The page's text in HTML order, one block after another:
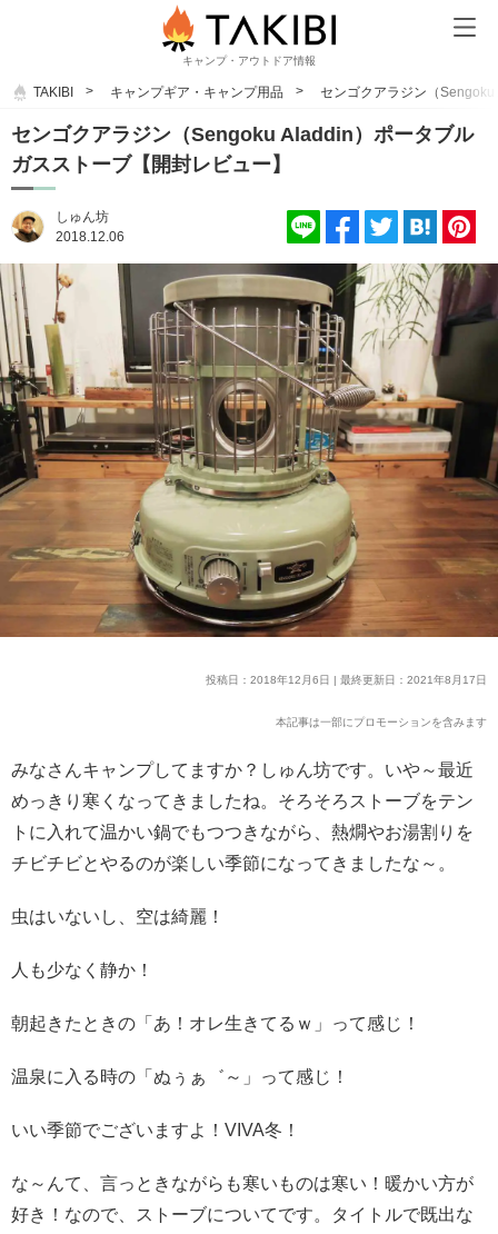
キャンプ・アウトドア情報
TAKIBI キャンプギア・キャンプ用品 センゴクアラジン（
センゴクアラジン（Sengoku Aladdin）ポータブル
ガスストーブ【開封レビュー】
しゅん坊
2018.12.06
投稿日：2018年12月6日 | 最終更新日：2021年8月17日
本記事は一部にプロモーションを含みます
みなさんキャンプしてますか？しゅん坊です。 いや～最近
めっきり寒くなってきましたね。そろそろストーブをテン
トに入れて温かい鍋でもつつきながら、熱燗やお湯割りを
チビチビとやるのが楽しい季節になってきましたな～。
虫はいないし、空は綺麗！
人も少なく静か！
朝起きたときの「あ！オレ生きてるｗ」って感じ！
温泉に入る時の「ぬぅぁ゛～」って感じ！
いい季節でございますよ！VIVA冬！
な～んて、言っときながらも寒いものは寒い！暖かい方が
好き！なので、ストーブについてです。タイトルで既出な